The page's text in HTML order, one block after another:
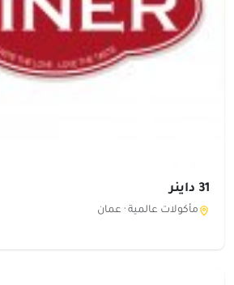
31 داينر
مأكولات عالمية · عمان